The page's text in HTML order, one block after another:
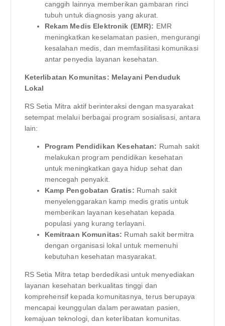
canggih lainnya memberikan gambaran rinci
tubuh untuk diagnosis yang akurat.
Rekam Medis Elektronik (EMR): EMR
meningkatkan keselamatan pasien, mengurangi
kesalahan medis, dan memfasilitasi komunikasi
antar penyedia layanan kesehatan.
Keterlibatan Komunitas: Melayani Penduduk
Lokal
RS Setia Mitra aktif berinteraksi dengan masyarakat
setempat melalui berbagai program sosialisasi, antara
lain:
Program Pendidikan Kesehatan: Rumah sakit
melakukan program pendidikan kesehatan
untuk meningkatkan gaya hidup sehat dan
mencegah penyakit.
Kamp Pengobatan Gratis: Rumah sakit
menyelenggarakan kamp medis gratis untuk
memberikan layanan kesehatan kepada
populasi yang kurang terlayani.
Kemitraan Komunitas: Rumah sakit bermitra
dengan organisasi lokal untuk memenuhi
kebutuhan kesehatan masyarakat.
RS Setia Mitra tetap berdedikasi untuk menyediakan
layanan kesehatan berkualitas tinggi dan
komprehensif kepada komunitasnya, terus berupaya
mencapai keunggulan dalam perawatan pasien,
kemajuan teknologi, dan keterlibatan komunitas.